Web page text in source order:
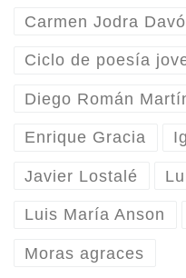
Carmen Jodra Davó
Ciclo de poesía
Diego Román
Enrique Gracia
Javier Lostalé
Luis María Anson
Moras agraces